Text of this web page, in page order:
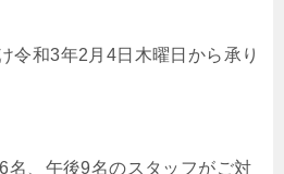
令和3年2月4日木曜日から承り
名、午後9名のスタッフがご対